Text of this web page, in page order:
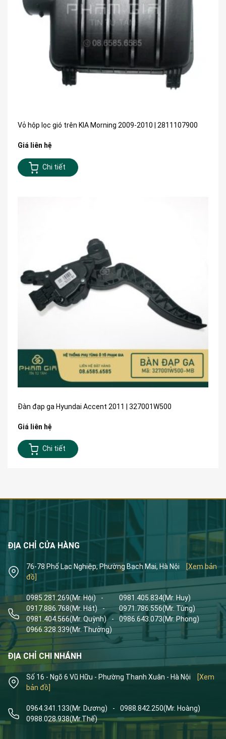
Vỏ hộp lọc gió trên KIA Morning 2009-2010 | 2811107900
Giá liên hệ
Chi tiết
Đàn đạp ga Hyundai Accent 2011 | 327001W500
Giá liên hệ
Chi tiết
ĐỊA CHỈ CỬA HÀNG
76-78 Phố Lạc Nghiệp, Phường Bạch Mai, Hà Nội
[Xem bản
đồ]
0985.281.269(Mr. Hội) - 0981.405.834(Mr. Huy)
0917.886.768(Mr. Hát) - 0971.786.556(Mr. Tùng)
0981.404.566(Mr. Quỳnh) - 0986.643.073(Mr. Phong)
0966.328.339(Mr. Thưởng)
ĐỊA CHỈ CHI NHÁNH
Số 16 - Ngõ 6 Vũ Hữu - Phường Thanh Xuân - Hà Nội
[Xem
bản đồ]
0964.341.133(Mr. Dương) - 0988.842.250(Mr. Hoàng)
0988.028.938(Mr.Thế)